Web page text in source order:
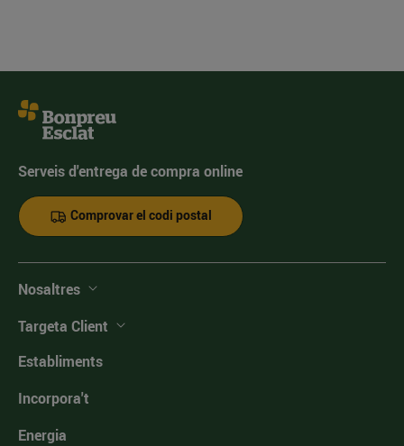
Serveis d'entrega de compra online
Comprovar el codi postal
Nosaltres
Targeta Client
Establiments
Incorpora't
Energia